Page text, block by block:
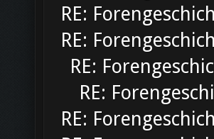
RE:
RE:
RE:
RE:
RE: